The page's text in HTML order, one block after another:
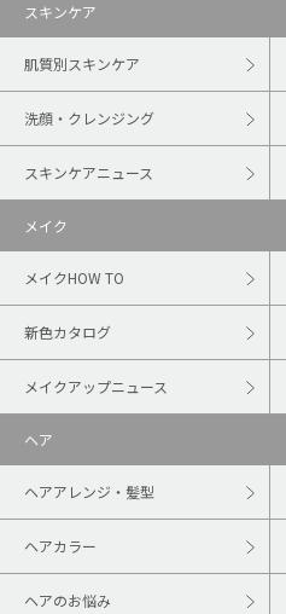
スキンケア
肌質別スキンケア
洗顔・クレンジング
スキンケアニュース
メイク
メイクHOW TO
新色カタログ
メイクアップニュース
ヘア
ヘアアレンジ・髪型
ヘアカラー
ヘアのお悩み